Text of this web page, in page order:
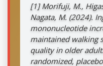
[1]Morifuji, M.,
Nagata, M. (2024).
mononucleotide
maintained walking
quality in older
randomized,